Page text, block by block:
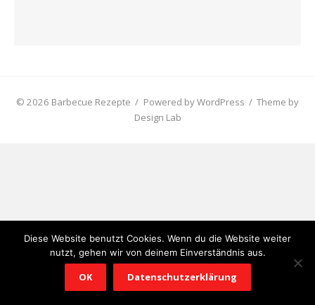
© 2026 Barbecue Rezepte / Powered by WordPress / Theme by
Design Lab
Diese Website benutzt Cookies. Wenn du die Website weiter
nutzt, gehen wir von deinem Einverständnis aus.
OK Datenschutzerklärung